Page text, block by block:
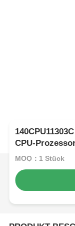
CPU-
MOQ：1 Stück